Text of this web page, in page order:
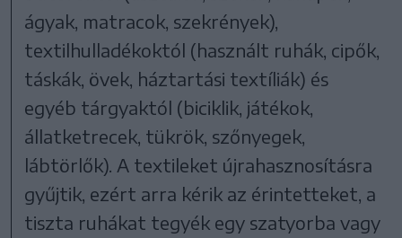
ágyak, matracok, szekrények),
textilhulladékoktól (használt ruhák, cipők,
táskák, övek, háztartási textíliák) és
egyéb tárgyaktól (biciklik, játékok,
állatketrecek, tükrök, szőnyegek,
lábtörlők). A textileket újrahasznosításra
gyűjtik, ezért arra kérik az érintetteket, a
tiszta ruhákat tegyék egy szatyorba vagy